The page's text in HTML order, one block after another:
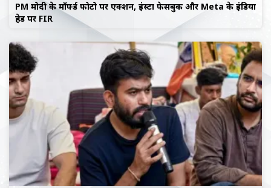
PM मोदी के मॉर्फ्ड फोटो पर एक्शन, इंस्टा फेसबुक और Meta के इंडिया
हेड पर FIR